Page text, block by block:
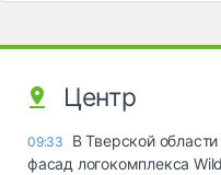
Центр
09:33
В Тверской
фасад логокомплекса